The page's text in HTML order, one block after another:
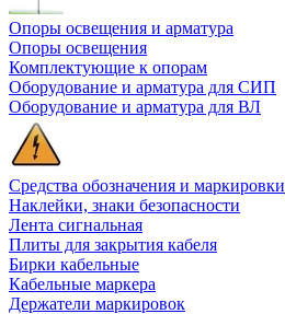
Опоры освещения и арматура
Опоры освещения
Комплектующие к опорам
Оборудование и арматура для СИП
Оборудование и арматура для ВЛ
Средства обозначения и маркировки
Наклейки, знаки безопасности
Лента сигнальная
Плиты для закрытия кабеля
Бирки кабельные
Кабельные маркера
Держатели маркировок